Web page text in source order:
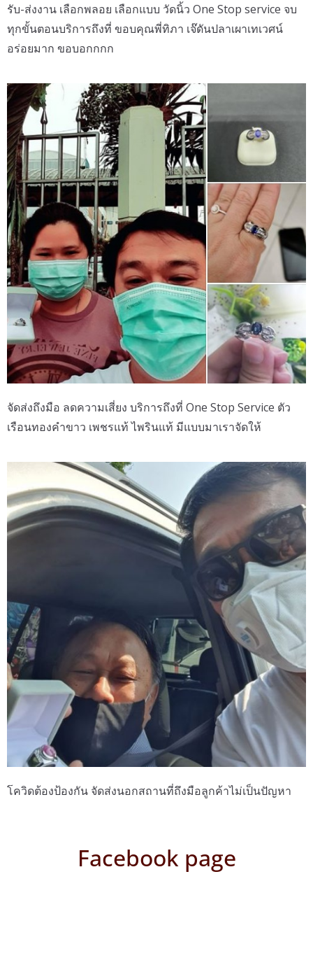
รับ-ส่งงาน เลือกพลอย เลือกแบบ วัดนิ้ว One Stop service จบ
ทุกขั้นตอนบริการถึงที่ ขอบคุณพี่ทิภา เจ๊ดันปลาเผาเทเวศน์
อร่อยมาก ขอบอกกกก
จัดส่งถึงมือ ลดความเสี่ยง บริการถึงที่ One Stop Service ตัว
เรือนทองคำขาว เพชรแท้ ไพรินแท้ มีแบบมาเราจัดให้
โควิดต้องป้องกัน จัดส่งนอกสถานที่ถึงมือลูกค้าไม่เป็นปัญหา
Facebook page